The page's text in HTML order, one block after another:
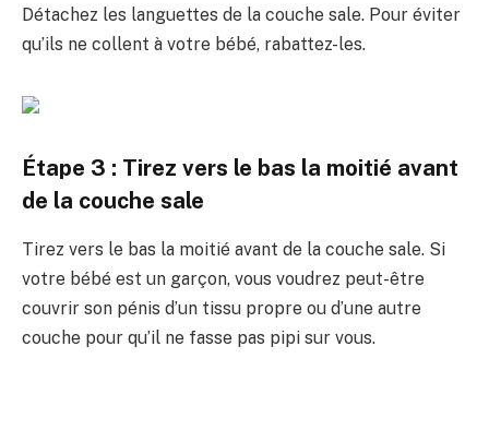
Détachez les languettes de la couche sale. Pour éviter
qu’ils ne collent à votre bébé, rabattez-les.
Étape 3 : Tirez vers le bas la moitié avant
de la couche sale
Tirez vers le bas la moitié avant de la couche sale. Si
votre bébé est un garçon, vous voudrez peut-être
couvrir son pénis d’un tissu propre ou d’une autre
couche pour qu’il ne fasse pas pipi sur vous.